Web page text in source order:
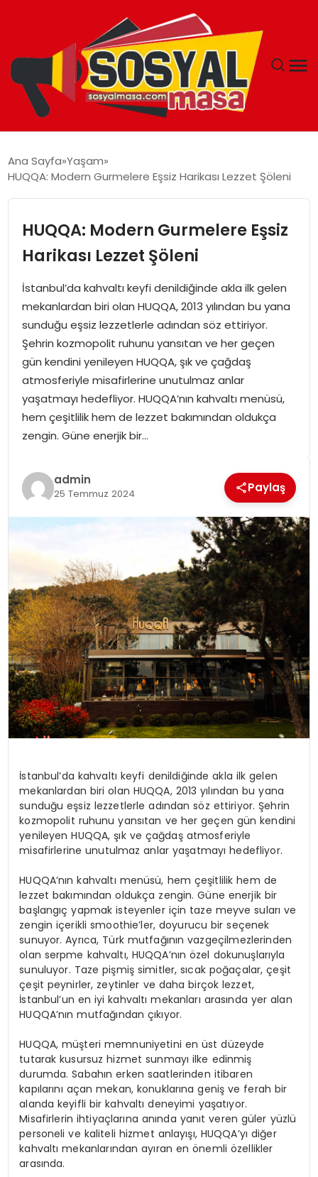
EKONOMI
GÜNCEL
TEKNOLOJI
GÜNDEM
MAGAZIN
Ana Sayfa Yaşam
HUQQA: Modern Gurmelere Eşsiz Harikası Lezzet Şöleni
HUQQA: Modern Gurmelere Eşsiz
Harikası Lezzet Şöleni
İstanbul’da kahvaltı keyfi denildiğinde akla ilk gelen
mekanlardan biri olan HUQQA, 2013 yılından bu yana
sunduğu eşsiz lezzetlerle adından söz ettiriyor.
Şehrin kozmopolit ruhunu yansıtan ve her geçen
gün kendini yenileyen HUQQA, şık ve çağdaş
atmosferiyle misafirlerine unutulmaz anlar
yaşatmayı hedefliyor. HUQQA’nın kahvaltı menüsü,
hem çeşitlilik hem de lezzet bakımından oldukça
zengin. Güne enerjik bir…
admin
25 Temmuz 2024 Paylaş
İstanbul’da kahvaltı keyfi denildiğinde akla ilk gelen
mekanlardan biri olan HUQQA, 2013 yılından bu yana
sunduğu eşsiz lezzetlerle adından söz ettiriyor. Şehrin
kozmopolit ruhunu yansıtan ve her geçen gün kendini
yenileyen HUQQA, şık ve çağdaş atmosferiyle
misafirlerine unutulmaz anlar yaşatmayı hedefliyor.
HUQQA’nın kahvaltı menüsü, hem çeşitlilik hem de
lezzet bakımından oldukça zengin. Güne enerjik bir
başlangıç yapmak isteyenler için taze meyve suları ve
zengin içerikli smoothie’ler, doyurucu bir seçenek
sunuyor. Ayrıca, Türk mutfağının vazgeçilmezlerinden
olan serpme kahvaltı, HUQQA’nın özel dokunuşlarıyla
sunuluyor. Taze pişmiş simitler, sıcak poğaçalar, çeşit
çeşit peynirler, zeytinler ve daha birçok lezzet,
İstanbul’un en iyi kahvaltı mekanları arasında yer alan
HUQQA’nın mutfağından çıkıyor.
HUQQA, müşteri memnuniyetini en üst düzeyde
tutarak kusursuz hizmet sunmayı ilke edinmiş
durumda. Sabahın erken saatlerinden itibaren
kapılarını açan mekan, konuklarına geniş ve ferah bir
alanda keyifli bir kahvaltı deneyimi yaşatıyor.
Misafirlerin ihtiyaçlarına anında yanıt veren güler yüzlü
personeli ve kaliteli hizmet anlayışı, HUQQA’yı diğer
kahvaltı mekanlarından ayıran en önemli özellikler
arasında.